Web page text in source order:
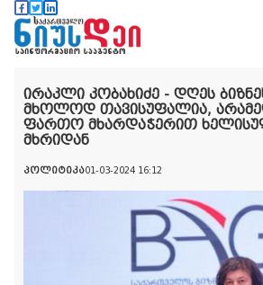
ირაკლი კობახიძე - დღეს
მხოლოდ თავისუფალია,
ფართო მხარდაჭერით
მხრიდან
პოლიტიკა01-03-2024 16:12